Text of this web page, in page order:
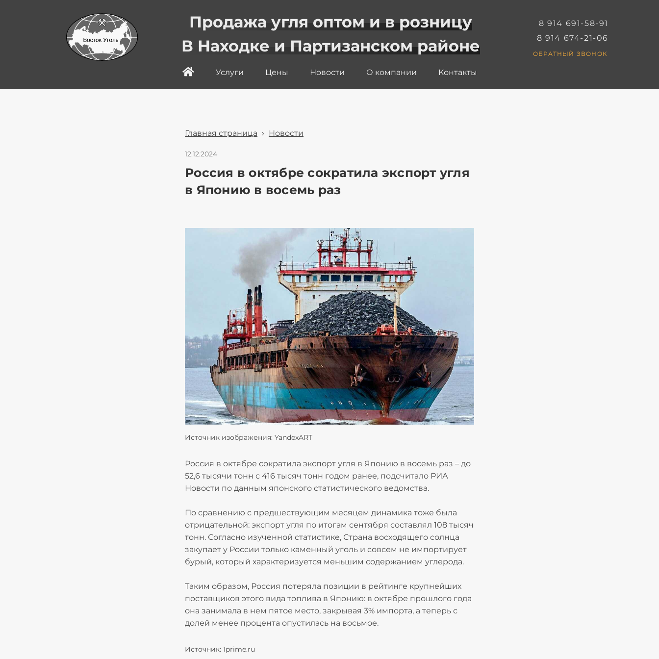
Продажа угля оптом и в розницу
В Находке и Партизанском районе
8 914 691-58-91
8 914 674-21-06
ОБРАТНЫЙ ЗВОНОК
Услуги Цены Новости О компании Контакты
Главная страница › Новости
12.12.2024
Россия в октябре сократила экспорт угля
в Японию в восемь раз
Источник изображения: YandexART
Россия в октябре сократила экспорт угля в Японию в восемь раз – до
52,6 тысячи тонн с 416 тысяч тонн годом ранее, подсчитало РИА
Новости по данным японского статистического ведомства.
По сравнению с предшествующим месяцем динамика тоже была
отрицательной: экспорт угля по итогам сентября составлял 108 тысяч
тонн. Согласно изученной статистике, Страна восходящего солнца
закупает у России только каменный уголь и совсем не импортирует
бурый, который характеризуется меньшим содержанием углерода.
Таким образом, Россия потеряла позиции в рейтинге крупнейших
поставщиков этого вида топлива в Японию: в октябре прошлого года
она занимала в нем пятое место, закрывая 3% импорта, а теперь с
долей менее процента опустилась на восьмое.
Источник: 1prime.ru